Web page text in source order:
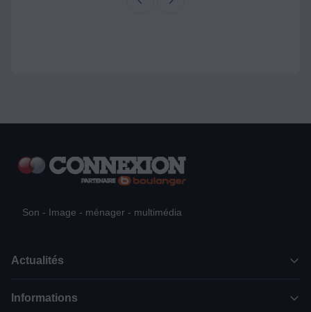
Son - Image - ménager - multimédia
Actualités
Informations